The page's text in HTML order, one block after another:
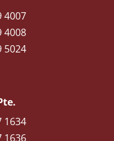
4007
4008
5024
1634
1636